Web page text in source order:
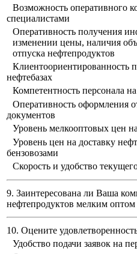
Возможность оперативного
специалистами
Оперативность получения
изменении цены, наличия
отпуска нефтепродуктов
Клиентоориентированность
нефтебазах
Компетентность персонала
Оперативность оформления
документов
Уровень мелкооптовых цен
Уровень цен на доставку
бензовозами
Скорость и удобство
9. Заинтересована ли Ваша
нефтепродуктов мелким
10. Оцените
Удобство подачи заявок на